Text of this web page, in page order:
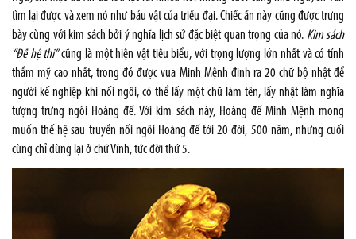
tìm lại được và xem nó như báu vật của triều đại. Chiếc ấn này cũng được trưng
bày cùng với kim sách bởi ý nghĩa lịch sử đặc biệt quan trọng của nó. Kim sách
“Đế hệ thi”cũng là một hiện vật tiêu biểu, với trọng lượng lớn nhất và có tính
thẩm mỹ cao nhất, trong đó được vua Minh Mệnh định ra 20 chữ bộ nhật để
người kế nghiệp khi nối ngôi, có thể lấy một chữ làm tên, lấy nhật làm nghĩa
tượng trưng ngôi Hoàng đế. Với kim sách này, Hoàng đế Minh Mệnh mong
muốn thế hệ sau truyền nối ngôi Hoàng đế tới 20 đời, 500 năm, nhưng cuối
cùng chỉ dừng lại ở chữ Vĩnh, tức đời thứ 5.